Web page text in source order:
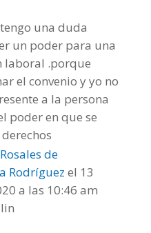
una duda
un poder para una
laboral .porque
el convenio y yo no
a la persona
poder en que se
de
Rodríguez el 13
a las 10:46 am